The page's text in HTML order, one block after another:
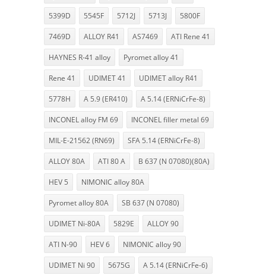
5399D 5545F 5712J 5713J 5800F
7469D ALLOY R41 AS7469 ATI Rene 41
HAYNES R-41 alloy Pyromet alloy 41
Rene 41 UDIMET 41 UDIMET alloy R41
5778H A 5.9 (ER410) A 5.14 (ERNiCrFe-8)
INCONEL alloy FM 69 INCONEL filler metal 69
MIL-E-21562 (RN69) SFA 5.14 (ERNiCrFe-8)
ALLOY 80A ATI 80 A B 637 (N 07080)(80A)
HEV 5 NIMONIC alloy 80A
Pyromet alloy 80A SB 637 (N 07080)
UDIMET Ni-80A 5829E ALLOY 90
ATI N-90 HEV 6 NIMONIC alloy 90
UDIMET Ni 90 5675G A 5.14 (ERNiCrFe-6)